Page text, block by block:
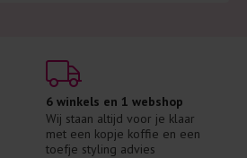
6 winkels en 1 webshop
Wij staan altijd voor je klaar
met een kopje koffie en een
toefje styling advies